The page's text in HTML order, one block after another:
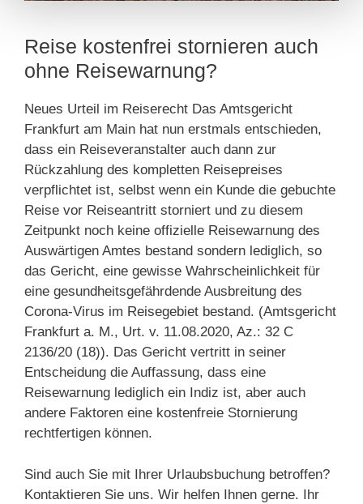
Reise kostenfrei stornieren auch
ohne Reisewarnung?
Neues Urteil im Reiserecht Das Amtsgericht
Frankfurt am Main hat nun erstmals entschieden,
dass ein Reiseveranstalter auch dann zur
Rückzahlung des kompletten Reisepreises
verpflichtet ist, selbst wenn ein Kunde die gebuchte
Reise vor Reiseantritt storniert und zu diesem
Zeitpunkt noch keine offizielle Reisewarnung des
Auswärtigen Amtes bestand sondern lediglich, so
das Gericht, eine gewisse Wahrscheinlichkeit für
eine gesundheitsgefährdende Ausbreitung des
Corona-Virus im Reisegebiet bestand. (Amtsgericht
Frankfurt a. M., Urt. v. 11.08.2020, Az.: 32 C
2136/20 (18)). Das Gericht vertritt in seiner
Entscheidung die Auffassung, dass eine
Reisewarnung lediglich ein Indiz ist, aber auch
andere Faktoren eine kostenfreie Stornierung
rechtfertigen können.
Sind auch Sie mit Ihrer Urlaubsbuchung betroffen?
Kontaktieren Sie uns. Wir helfen Ihnen gerne. Ihr